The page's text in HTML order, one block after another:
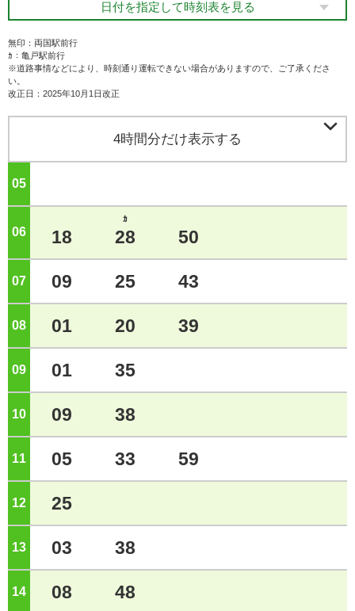
日付を指定して時刻表を見る
無印：両国駅前行
ｶ：亀戸駅前行
※道路事情などにより、時刻通り運転できない場合がありますので、ご了承くださ
い。
改正日：2025年10月1日改正
4時間分だけ表示する 
05
06 18
ｶ
28 50
07 09 25 43
08 01 20 39
09 01 35
10 09 38
11 05 33 59
12 25
13 03 38
14 08 48